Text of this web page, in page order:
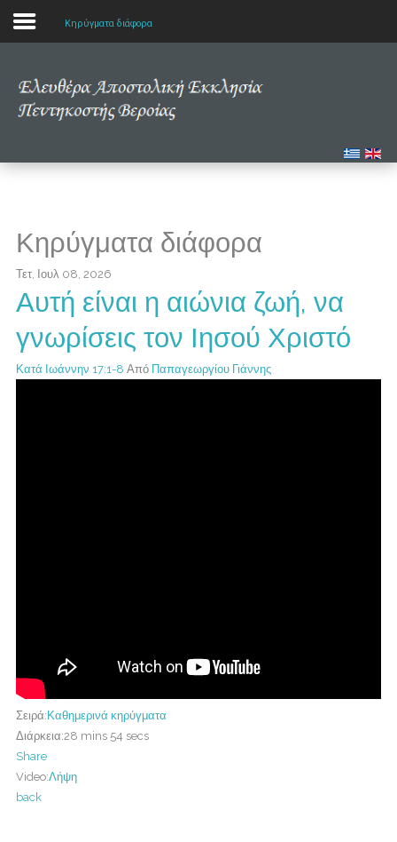
Αρχική
Μελετώντας την Αγία Γραφή
Κηρύγματα διάφορα
Κηρύγματα διάφορα
Τετ, Ιουλ 08, 2026
Αυτή είναι η αιώνια ζωή, να
γνωρίσεις τον Ιησού Χριστό
Κατά Ιωάννην 17:1-8 Από Παπαγεωργίου Γιάννης
Σειρά: Καθημερινά κηρύγματα
Διάρκεια:28 mins 54 secs
Share
Video:Λήψη
back